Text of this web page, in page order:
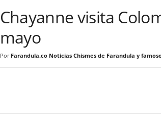
Chayanne visita
mayo
Por Farandula.co Noticias Chismes de Farandula y